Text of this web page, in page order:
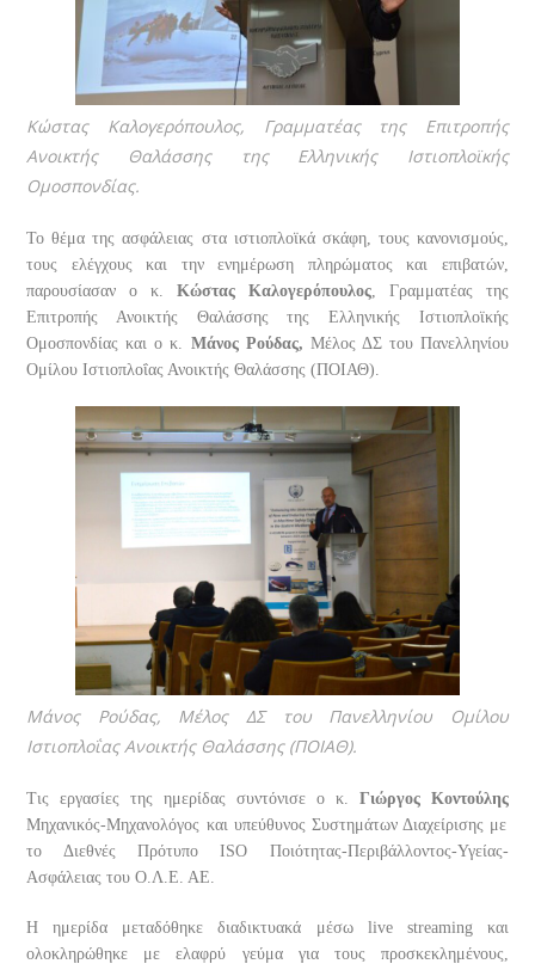
Κώστας Καλογερόπουλος, Γραμματέας της Επιτροπής
Ανοικτής Θαλάσσης της Ελληνικής Ιστιοπλοϊκής
Ομοσπονδίας.
Το θέμα της ασφάλειας στα ιστιοπλοϊκά σκάφη, τους κανονισμούς,
τους ελέγχους και την ενημέρωση πληρώματος και επιβατών,
παρουσίασαν ο κ. Κώστας Καλογερόπουλος, Γραμματέας της
Επιτροπής Ανοικτής Θαλάσσης της Ελληνικής Ιστιοπλοϊκής
Ομοσπονδίας και ο κ. Μάνος Ρούδας, Μέλος ΔΣ του Πανελληνίου
Ομίλου Ιστιοπλοΐας Ανοικτής Θαλάσσης (ΠΟΙΑΘ).
Μάνος Ρούδας, Μέλος ΔΣ του Πανελληνίου Ομίλου
Ιστιοπλοΐας Ανοικτής Θαλάσσης (ΠΟΙΑΘ).
Τις εργασίες της ημερίδας συντόνισε ο κ. Γιώργος Κοντούλης
Μηχανικός-Μηχανολόγος και υπεύθυνος Συστημάτων Διαχείρισης με
το Διεθνές Πρότυπο ISO Ποιότητας-Περιβάλλοντος-Υγείας-
Ασφάλειας του Ο.Λ.Ε. ΑΕ.
Η ημερίδα μεταδόθηκε διαδικτυακά μέσω live streaming και
ολοκληρώθηκε με ελαφρύ γεύμα για τους προσκεκλημένους,